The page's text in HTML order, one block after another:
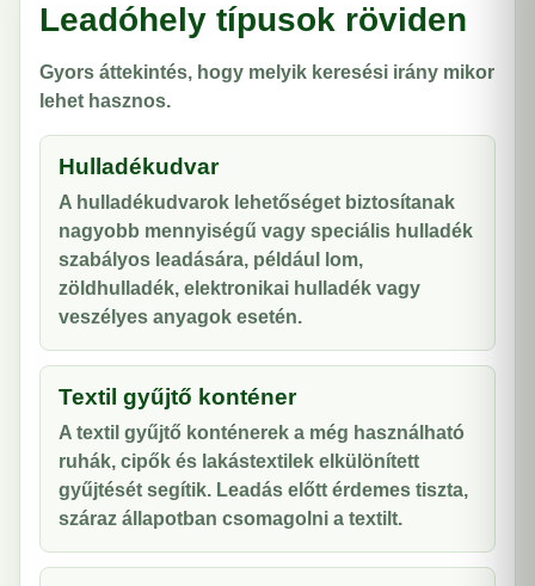
Leadóhely típusok röviden
Gyors áttekintés, hogy melyik keresési irány mikor
lehet hasznos.
Hulladékudvar
A hulladékudvarok lehetőséget biztosítanak
nagyobb mennyiségű vagy speciális hulladék
szabályos leadására, például lom,
zöldhulladék, elektronikai hulladék vagy
veszélyes anyagok esetén.
Textil gyűjtő konténer
A textil gyűjtő konténerek a még használható
ruhák, cipők és lakástextilek elkülönített
gyűjtését segítik. Leadás előtt érdemes tiszta,
száraz állapotban csomagolni a textilt.